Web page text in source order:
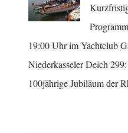
19:00 Uhr im Yachtclub
Niederkasseler Deich
100jährige Jubiläum der